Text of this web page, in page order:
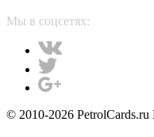
Мы в соцсетях:
© 2010-2026